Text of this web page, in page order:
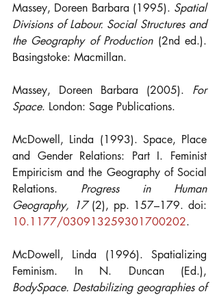
Massey, Doreen Barbara (1995). Spatial
Divisions of Labour. Social Structures and
the Geography of Production (2nd ed.).
Basingstoke: Macmillan.
Massey, Doreen Barbara (2005). For
Space. London: Sage Publications.
McDowell, Linda (1993). Space, Place
and Gender Relations: Part I. Feminist
Empiricism and the Geography of Social
Relations. Progress in Human
Geography, 17
10.1177/030913259301700202.
McDowell, Linda (1996). Spatializing
BodySpace. Destabilizing geographies of